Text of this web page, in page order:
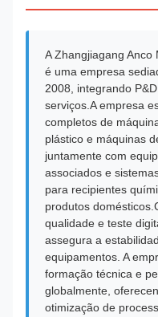
A Zhangjiagang Anco
é uma empresa
2008, integrando
serviços.A empresa
completos de
plástico e máquinas
juntamente com
associados e
para recipientes
produtos
qualidade e teste
assegura a
equipamentos. A
formação técnica e
globalmente,
otimização de